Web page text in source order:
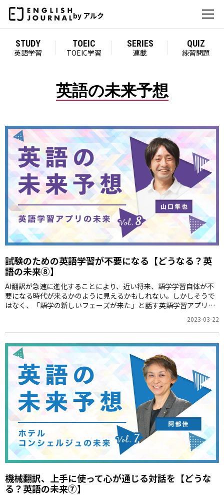
by アルク
STUDY
英語学習
TOEIC
TOEIC学習
SERIES
連載
QUIZ
練習問題
英語の未来予想
試験のための英語学習が不要になる【どうなる？英
語の未来⑧】
AI翻訳が急速に進化することにより、近い将来、語学学習自体が不
要になる時代が来るかのように見えるかもしれない。しかしそうで
はなく、「語学の新しいフェーズが来た」と話す英語学習アプリ
「レシピ―」開発者の山口隼也さん。AIを介した会話ではなく、自
身の言葉で伝えたいというニーズが高まることにより、「より使え
る英会話」のための学習になっていくと予想する山口さんに、今後
英語学習はどう変化していくか伺います。
2023-03-22
機械翻訳、上手に使って心が通じる対話を【どうな
る？英語の未来⑦】